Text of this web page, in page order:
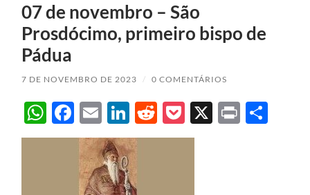
07 de novembro – São
Prosdócimo, primeiro bispo de
Pádua
7 DE NOVEMBRO DE 2023 / 0 COMENTÁRIOS
WhatsApp
Facebook
EmailLinkedIn
Reddit
Pocket
X Print